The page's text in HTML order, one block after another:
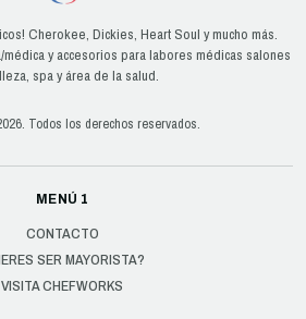
Cherokee, Dickies, Heart Soul y mucho más.
y accesorios para labores médicas salones
spa y área de la salud.
Todos los derechos reservados.
MENÚ 1
CONTACTO
SER MAYORISTA?
VISITA CHEFWORKS